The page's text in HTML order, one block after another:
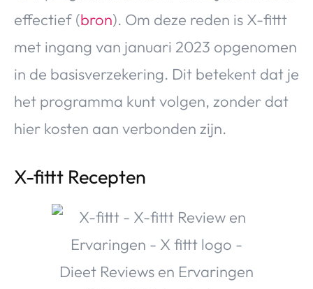
effectief (bron). Om deze reden is X-fittt
met ingang van januari 2023 opgenomen
in de basisverzekering. Dit betekent dat je
het programma kunt volgen, zonder dat
hier kosten aan verbonden zijn.
X-fittt Recepten